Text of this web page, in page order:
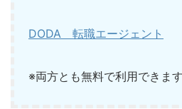
DODA 転職エージェント
※両方とも無料で利用できます